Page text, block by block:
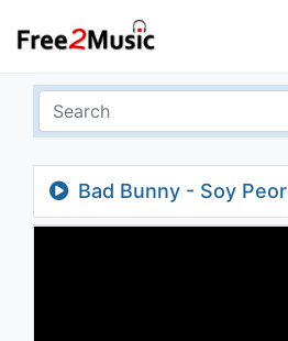
Bad Bunny - Soy Peor